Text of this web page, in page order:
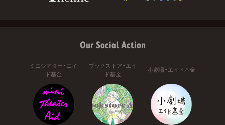
Our Social Action
ミニシアター・エイ
ド基金
ブックストア・エイ
ド基金
小劇場・エイド基金